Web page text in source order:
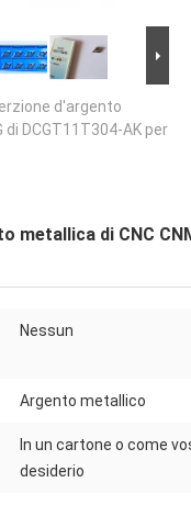
d'argento
di DCGT11T304-AK per
metallica di CNC
Nessun
Argento metallico
In un cartone o come
desiderio